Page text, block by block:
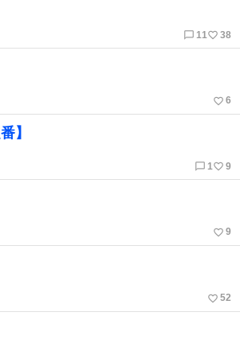
chat_bubble_outline 11 favorite_border 38
favorite_border 6
】
chat_bubble_outline 1 favorite_border 9
favorite_border 9
favorite_border 52